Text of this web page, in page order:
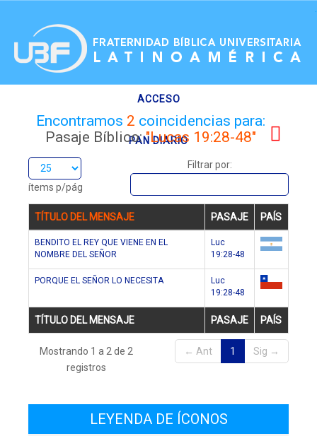
ACCESO
PAN DIARIO
Encontramos 2 coincidencias para:
Pasaje Bíblico:"Lucas 19:28-48"
ítems p/pág
Filtrar por:
TÍTULO DEL MENSAJE PASAJE PAÍS
TÍTULO DEL MENSAJE PASAJE PAÍS
BENDITO EL REY QUE VIENE EN EL
NOMBRE DEL SEÑOR
Luc
19:28-48
PORQUE EL SEÑOR LO NECESITA
Luc
19:28-48
Mostrando 1 a 2 de 2
registros
← Ant 1 Sig →
LEYENDA DE ÍCONOS